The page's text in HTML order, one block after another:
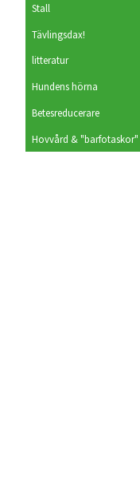
Stall
Tävlingsdax!
litteratur
Hundens hörna
Betesreducerare
Hovvård & "barfotaskor"